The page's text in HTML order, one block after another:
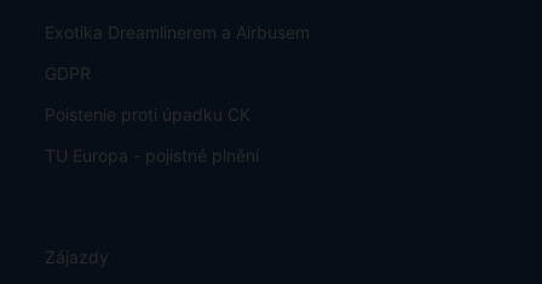
Exotika Dreamlinerem a Airbusem
GDPR
Poistenie proti úpadku CK
TU Europa - pojistné plnění
Zájazdy